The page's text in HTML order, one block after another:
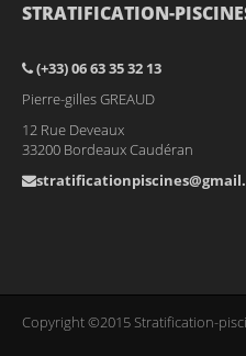
STRATIFICATION-
(+33) 06 63 35 32 13
Pierre-gilles GREAUD
12 Rue Deveaux
33200 Bordeaux Caudéran
Copyright ©2015 Stratification-